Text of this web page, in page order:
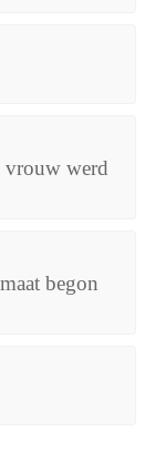
vrouw werd
begon